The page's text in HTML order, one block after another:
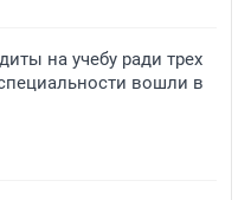
на учебу ради трех
вошли в